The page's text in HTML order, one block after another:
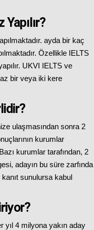
Yapılır?
ayda bir kaç
Özellikle IELTS
UKVI IELTS ve
bir veya iki kere
ulaşmasından sonra 2
kurumlar
kurumlar tarafından, 2
adayın bu süre zarfında
sunulursa kabul
yıl 4 milyona yakın aday